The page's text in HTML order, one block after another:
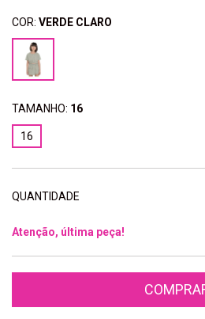
COR: VERDE CLARO
TAMANHO: 16
16
QUANTIDADE
Atenção, última peça!